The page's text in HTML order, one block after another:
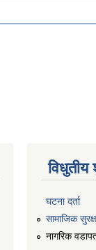
घटना दर्ता
सामाजिक
नागरिक